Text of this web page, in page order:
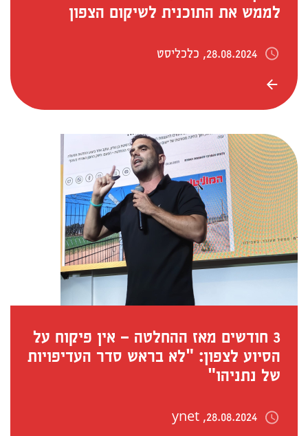
לממש את התוכנית לשיקום הצפון
28.08.2024, כלכליסט
3 חודשים מאז ההחלטה – אין פיקוח על
הסיוע לצפון: "לא בראש סדר העדיפויות
של נתניהו"
28.08.2024, ynet